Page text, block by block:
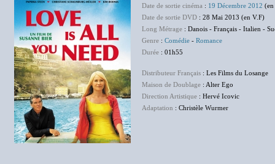
Date de sortie cinéma : 19 Décembre 2012 (en
Date de sortie DVD : 28 Mai 2013 (en V.F)
Long Métrage : Danois - Français - Italien -
Genre : Comédie - Romance
Durée : 01h55
Distributeur Français : Les Films du Losange
Maison de Doublage : Alter Ego
Direction Artistique : Hervé Icovic
Adaptation : Christèle Wurmer